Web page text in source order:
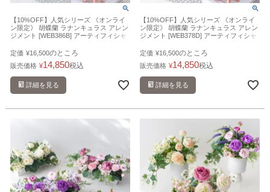
【10%OFF】人気シリーズ 《オンライ
ン限定》 胡蝶蘭 ラナンキュラス アレン
ジメント [WEB386B] アーティフィシャ
定価 ¥16,500のところ
販売価格 ¥14,850税込
詳細を見る
【10%OFF】人気シリーズ 《オンライ
ン限定》 胡蝶蘭 ラナンキュラス アレン
ジメント [WEB378D] アーティフィシャ
定価 ¥16,500のところ
販売価格 ¥14,850税込
詳細を見る